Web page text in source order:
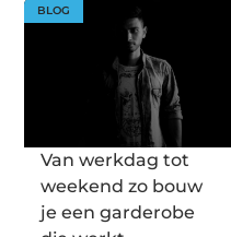
BLOG
Van werkdag tot
weekend zo bouw
je een garderobe